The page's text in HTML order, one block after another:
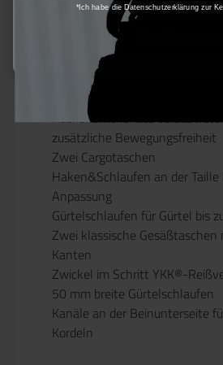
Produktinformationen
MBDU® Trousers - NyCo
multicam black™"
Merkmale:
Zwei Gesäßtaschen mit
Rückenzwickel aus
zusätzliche Bewegungsfreiheit
Zwei Cargotaschen
Haken&Schlaufen an der
Anpassung
Gürtelschlaufen für Gürtel bis
Zwei klassische
Kanten
Zwickel im Schritt YKK®-
50 mm breite Gürtelschlaufen
Kanäle an der Beinunterseite
Kordeln
*Ich habe die Datenschutzerklärung zur